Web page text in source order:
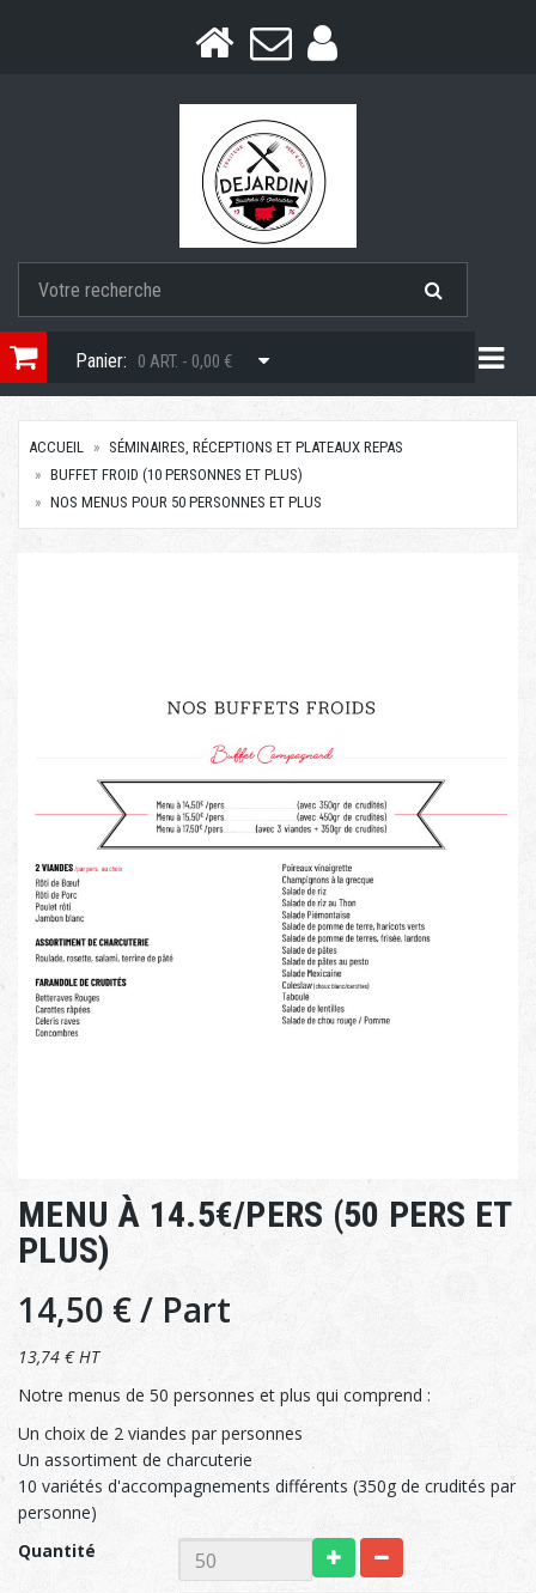
Panier: 0 ART. - 0,00 €
ACCUEIL
SÉMINAIRES, RÉCEPTIONS ET PLATEAUX REPAS
BUFFET FROID (10 PERSONNES ET PLUS)
NOS MENUS POUR 50 PERSONNES ET PLUS
MENU À 14.5€/PERS (50 PERS ET
PLUS)
14,50 €/ Part
13,74 € HT
Notre menus de 50 personnes et plus qui comprend :
Un choix de 2 viandes par personnes
Un assortiment de charcuterie
10 variétés d'accompagnements différents (350g de crudités par
personne)
Quantité